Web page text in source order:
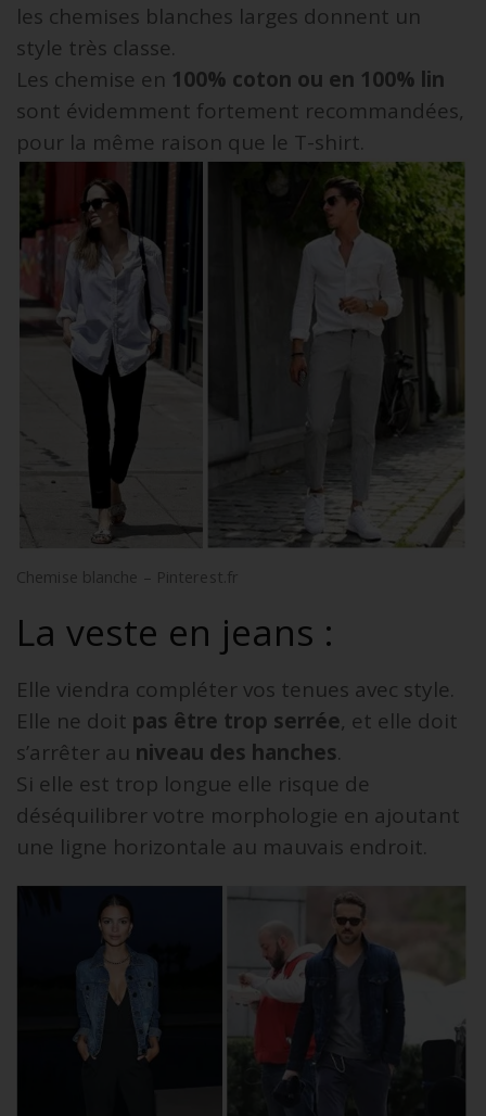
les chemises blanches larges donnent un
style très classe.
Les chemise en 100% coton ou en 100% lin
sont évidemment fortement recommandées,
pour la même raison que le T-shirt.
Chemise blanche – Pinterest.fr
La veste en jeans :
Elle viendra compléter vos tenues avec style.
Elle ne doit pas être trop serrée, et elle doit
s’arrêter au niveau des hanches.
Si elle est trop longue elle risque de
déséquilibrer votre morphologie en ajoutant
une ligne horizontale au mauvais endroit.